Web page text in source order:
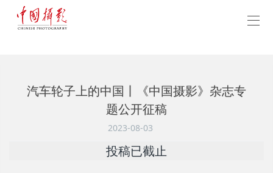
汽车轮子上的中国丨《中国摄影》杂志专
题公开征稿
2023-08-03
投稿已截止